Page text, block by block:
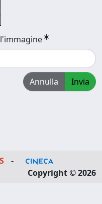
Annulla Invia
-
Copyright © 2026